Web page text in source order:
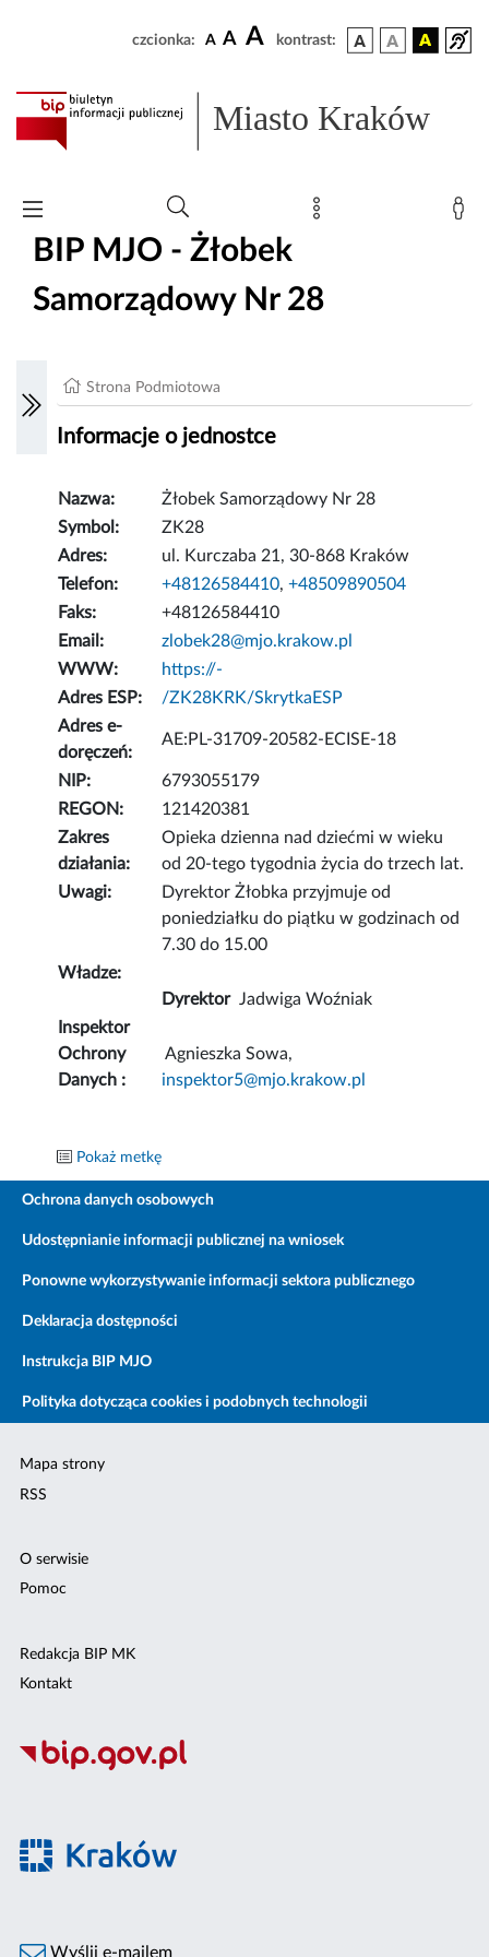
czcionka: A A A kontrast:
Miasto Kraków
BIP MJO - Żłobek
Samorządowy Nr 28
Strona Podmiotowa
Informacje o jednostce
Nazwa:
Żłobek Samorządowy Nr 28
Symbol:
ZK28
Adres:
ul. Kurczaba 21, 30-868 Kraków
Telefon:
+48126584410,+48509890504
Faks:
+48126584410
Email:
zlobek28@mjo.krakow.pl
WWW:
https://-
Adres ESP:
/ZK28KRK/SkrytkaESP
Adres e-
doręczeń:
AE:PL-31709-20582-ECISE-18
NIP:
6793055179
REGON:
121420381
Zakres
działania:
Opieka dzienna nad dziećmi w wieku
od 20-tego tygodnia życia do trzech lat.
Uwagi:
Dyrektor Żłobka przyjmuje od
poniedziałku do piątku w godzinach od
7.30 do 15.00
Władze:
DyrektorJadwiga Woźniak
Inspektor
Ochrony
Danych :
Agnieszka Sowa,
inspektor5@mjo.krakow.pl
Pokaż metkę
Ochrona danych osobowych
Udostępnianie informacji publicznej na wniosek
Ponowne wykorzystywanie informacji sektora publicznego
Deklaracja dostępności
Instrukcja BIP MJO
Polityka dotycząca cookies i podobnych technologii
Mapa strony
RSS
O serwisie
Pomoc
Redakcja BIP MK
Kontakt
Wyślij e-mailem